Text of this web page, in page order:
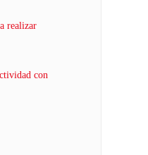
realizar
con